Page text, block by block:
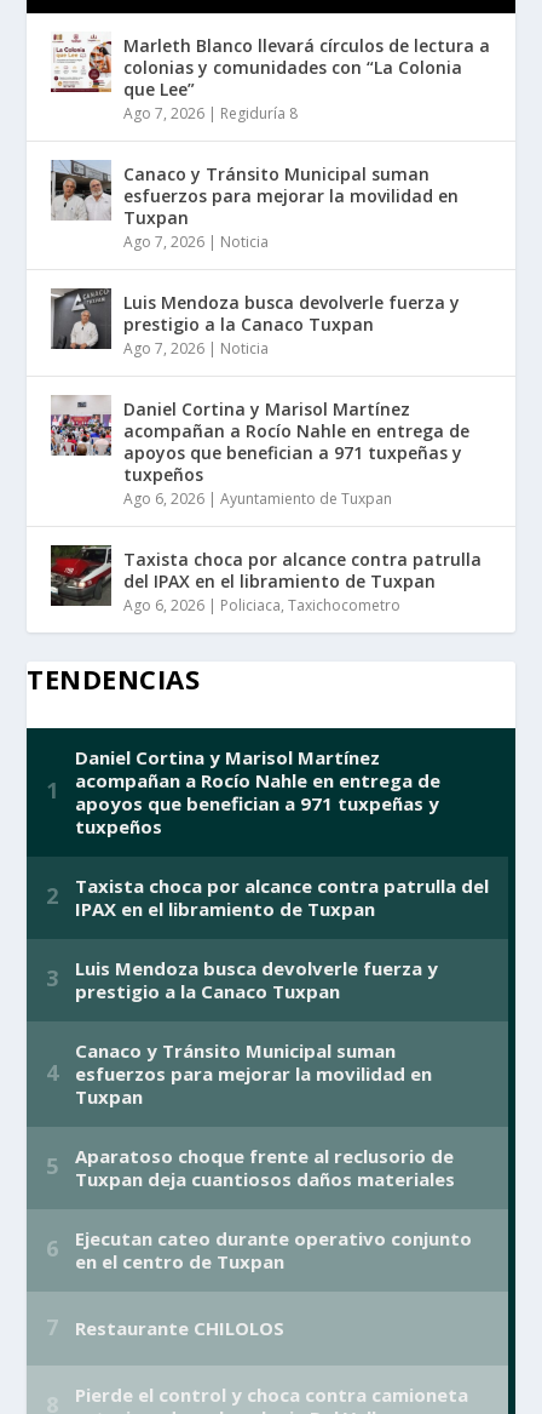
Marleth Blanco llevará círculos de lectura a
colonias y comunidades con “La Colonia
que Lee”
Ago 7, 2026 | Regiduría 8
Canaco y Tránsito Municipal suman
esfuerzos para mejorar la movilidad en
Tuxpan
Ago 7, 2026 | Noticia
Luis Mendoza busca devolverle fuerza y
prestigio a la Canaco Tuxpan
Ago 7, 2026 | Noticia
Daniel Cortina y Marisol Martínez
acompañan a Rocío Nahle en entrega de
apoyos que benefician a 971 tuxpeñas y
tuxpeños
Ago 6, 2026 |Ayuntamiento de Tuxpan
Taxista choca por alcance contra patrulla
del IPAX en el libramiento de Tuxpan
Ago 6, 2026 | Policiaca,Taxichocometro
TENDENCIAS